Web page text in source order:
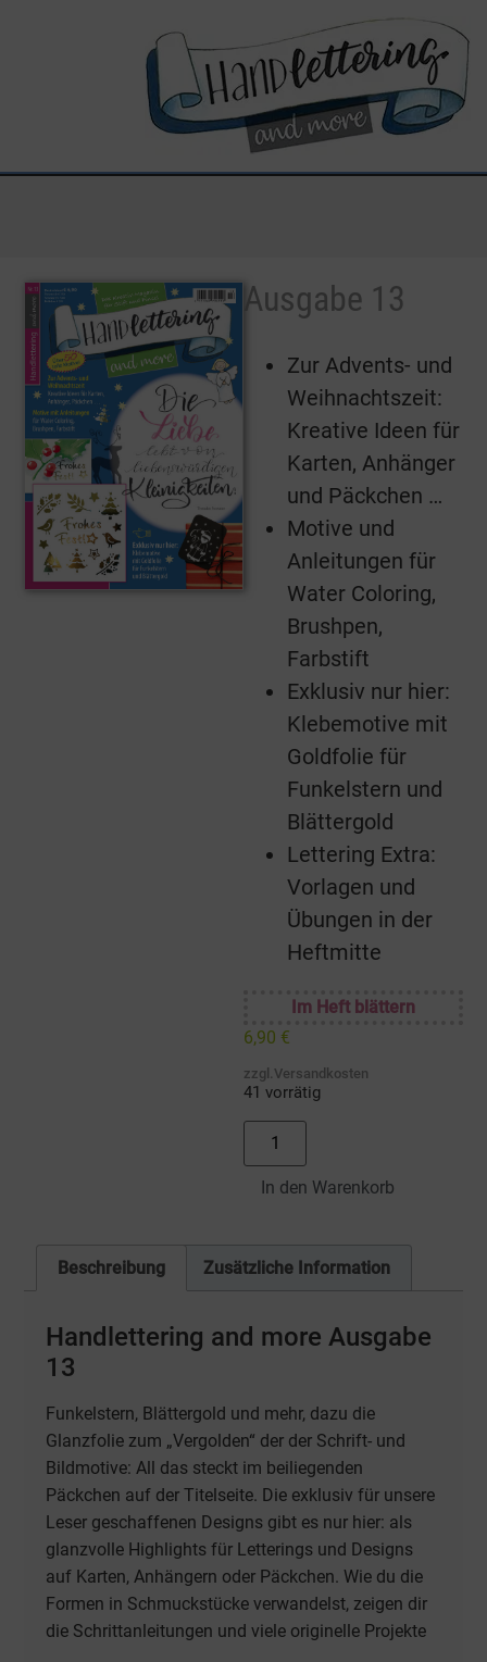
Ausgabe 13
Zur Advents- und
Weihnachtszeit:
Kreative Ideen für
Karten, Anhänger
und Päckchen …
Motive und
Anleitungen für
Water Coloring,
Brushpen,
Farbstift
Exklusiv nur hier:
Klebemotive mit
Goldfolie für
Funkelstern und
Blättergold
Lettering Extra:
Vorlagen und
Übungen in der
Heftmitte
Im Heft blättern
6,90 €
zzgl.Versandkosten
41 vorrätig
In den Warenkorb
Beschreibung Zusätzliche Information
Handlettering and more Ausgabe
13
Funkelstern, Blättergold und mehr, dazu die
Glanzfolie zum „Vergolden“ der der Schrift- und
Bildmotive: All das steckt im beiliegenden
Päckchen auf der Titelseite. Die exklusiv für unsere
Leser geschaffenen Designs gibt es nur hier: als
glanzvolle Highlights für Letterings und Designs
auf Karten, Anhängern oder Päckchen. Wie du die
Formen in Schmuckstücke verwandelst, zeigen dir
die Schrittanleitungen und viele originelle Projekte